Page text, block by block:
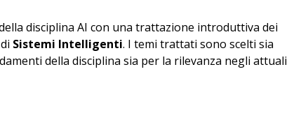
disciplina AI con una trattazione introduttiva dei
Sistemi Intelligenti. I temi trattati sono scelti sia
della disciplina sia per la rilevanza negli attuali